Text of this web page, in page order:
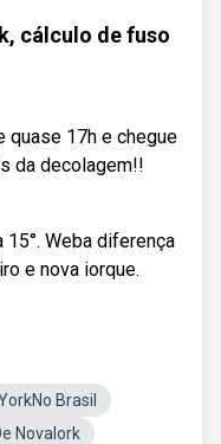
cálculo de fuso
quase 17h e chegue
da decolagem!!
Weba diferença
e nova iorque.
Brasil
NovaIork